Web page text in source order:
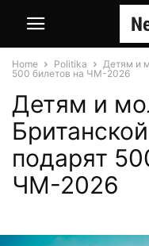
Home Politika
Детям и
500 билетов на ЧМ-2026
Детям и
подарят
ЧМ-2026